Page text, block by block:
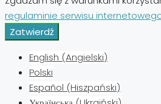
regulaminie serwisu
Zatwierdź
English (Angielski)
Polski
Español (Hiszpański)